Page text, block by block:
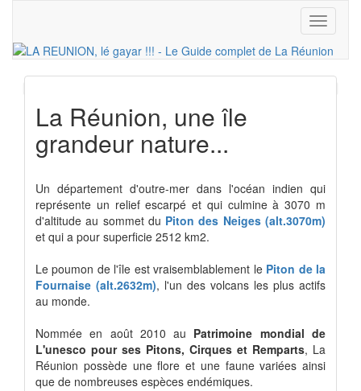
Toggle
La Réunion, une île
grandeur nature...
Un département d'outre-mer dans l'océan indien qui
représente un relief escarpé et qui culmine à 3070 m
d'altitude au sommet du Piton des Neiges (alt.3070m)
et qui a pour superficie 2512 km2.
Le poumon de l'île est vraisemblablement le Piton de la
Fournaise (alt.2632m), l'un des volcans les plus actifs
au monde.
Nommée en août 2010 au Patrimoine mondial de
L'unesco pour ses Pitons, Cirques et Remparts, La
Réunion possède une flore et une faune variées ainsi
que de nombreuses espèces endémiques.